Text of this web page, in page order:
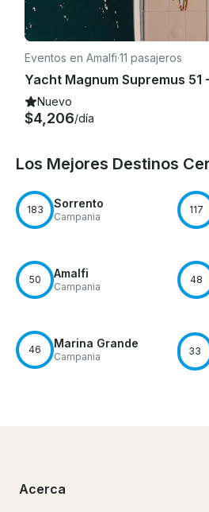
Eventos en Amalfi·11 pasajeros
Nuevo
$4,206/día
Los Mejores Destinos
183 Sorrento
Campania
117
50 Amalfi
Campania
48
46 Marina Grande
Campania 33
Acerca